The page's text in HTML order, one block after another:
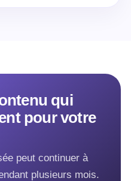
qui
pour votre
peut continuer à
plusieurs mois.